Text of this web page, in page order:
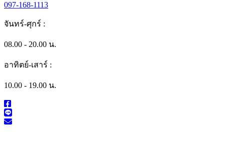
097-168-1113
จันทร์-ศุกร์ :
08.00 - 20.00 น.
อาทิตย์-เสาร์ :
10.00 - 19.00 น.